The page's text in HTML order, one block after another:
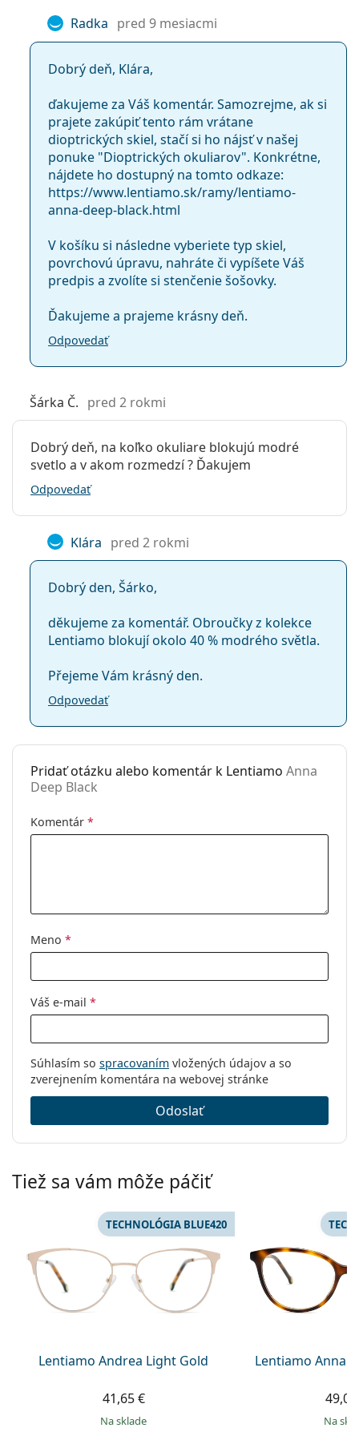
Ostatné
Typ:
Dámske
Kategória:
Okuliare na počítač
Anna Deep Black
Radka pred 9 mesiacmi
Dobrý deň, Klára,
ďakujeme za Váš komentár. Samozrejme, ak si
prajete zakúpiť tento rám vrátane
dioptrických skiel, stačí si ho nájsť v našej
ponuke "Dioptrických okuliarov". Konkrétne,
nájdete ho dostupný na tomto odkaze:
https://www.lentiamo.sk/ramy/lentiamo-
anna-deep-black.html
V košíku si následne vyberiete typ skiel,
povrchovú úpravu, nahráte či vypíšete Váš
predpis a zvolíte si stenčenie šošovky.
Ďakujeme a prajeme krásny deň.
Odpovedať
Šárka Č. pred 2 rokmi
Dobrý deň, na koľko okuliare blokujú modré
svetlo a v akom rozmedzí ? Ďakujem
Odpovedať
Klára pred 2 rokmi
Dobrý den, Šárko,
děkujeme za komentář. Obroučky z kolekce
Lentiamo blokují okolo 40 % modrého světla.
Přejeme Vám krásný den.
Odpovedať
Pridať otázku alebo komentár k Lentiamo Anna
Deep Black
Komentár *
Meno *
Váš e-mail *
Súhlasím so spracovaním vložených údajov a so
zverejnením komentára na webovej stránke
Odoslať
Tiež sa vám môže páčiť
Lentiamo Andrea Light Gold
TECHNOLÓGIA BLUE420
41,65 €
na sklade
Lentiamo Anna
na